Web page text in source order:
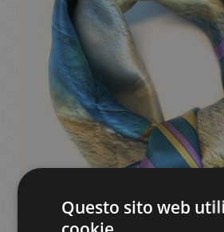
Questo sito web